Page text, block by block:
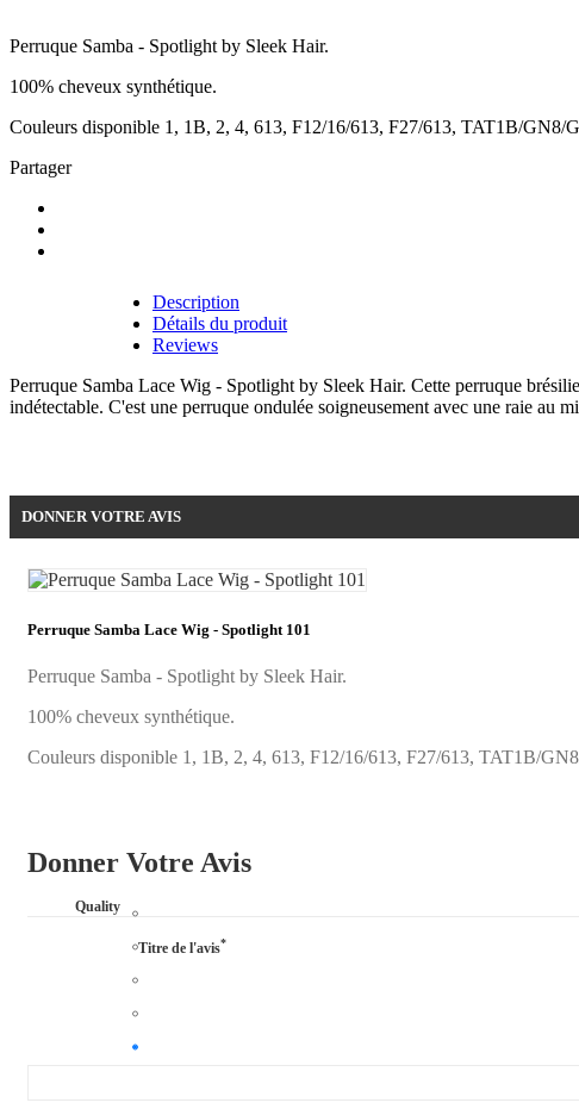
Perruque Samba - Spotlight by Sleek Hair.
100% cheveux synthétique.
Couleurs disponible 1, 1B, 2, 4, 613, F12/16/613, F27/613, TAT1B/
Partager
Description
Détails du produit
Reviews
Perruque Samba Lace Wig - Spotlight by Sleek Hair. Cette perruque
indétectable. C'est une perruque ondulée soigneusement avec une raie au
DONNER VOTRE AVIS
Perruque Samba Lace Wig - Spotlight 101
Perruque Samba - Spotlight by Sleek Hair.
100% cheveux synthétique.
Couleurs disponible 1, 1B, 2, 4, 613, F12/16/613, F27/613, TAT1B/
Donner Votre Avis
Quality
Titre de l'avis*